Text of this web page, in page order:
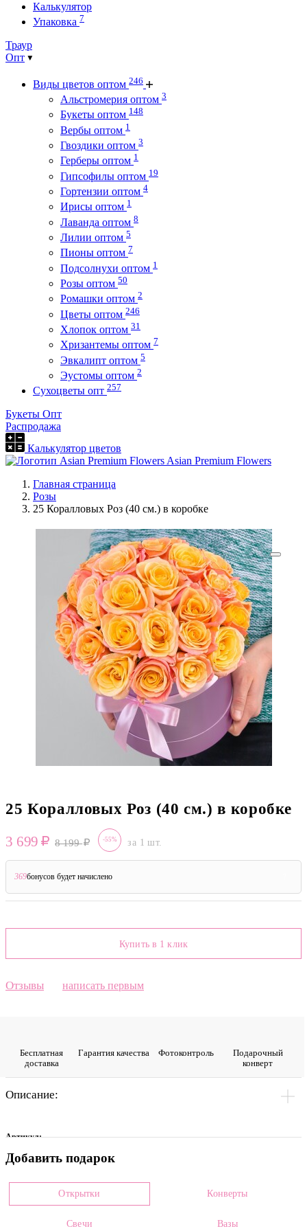
Калькулятор
Упаковка 7
Траур
Опт
Виды цветов оптом 246
Альстромерия оптом 3
Букеты оптом 148
Вербы оптом 1
Гвоздики оптом 3
Герберы оптом 1
Гипсофилы оптом 19
Гортензии оптом 4
Ирисы оптом 1
Лаванда оптом 8
Лилии оптом 5
Пионы оптом 7
Подсолнухи оптом 1
Розы оптом 50
Ромашки оптом 2
Цветы оптом 246
Хлопок оптом 31
Хризантемы оптом 7
Эвкалипт оптом 5
Эустомы оптом 2
Сухоцветы опт 257
Букеты Опт
Распродажа
Калькулятор цветов
Asian Premium Flowers
Главная страница
Розы
25 Коралловых Роз (40 см.) в коробке
25 Коралловых Роз (40 см.) в коробке
3 699 8 199 -55% за 1 шт.
369бонусов будет начислено
Купить в 1 клик
Отзывы написать первым
Бесплатная
доставка
Гарантия качества Фото­контроль
Подарочный
конверт
Описание:
Артикул:
0010658
Цвет
Коралловый
Добавить подарок
Открытки Конверты
Свечи Вазы